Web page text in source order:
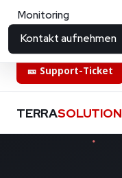
Security Check
🎫 Support-Ticket
TERRASOLUTION
Monitoring
Kontakt aufnehmen